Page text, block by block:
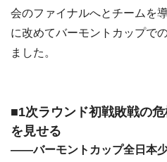
会のファイナルへとチームを
に改めてバーモントカップで
ました。
■1次ラウンド初戦敗戦の
を見せる
――バーモントカップ全日本